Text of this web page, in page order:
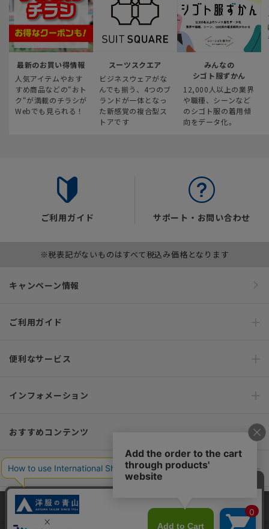
最新のお買い得情報
人気アイテムやおす
すめ商品などの“おト
ク“が満載のチラシが
Webでも見られる！
スーツスクエア
ビジネスウェアがな
んでも揃う、4つのブ
ランドが一体となっ
た新感覚の複合型ス
トアです
みんなの
シゴト服ずかん
12,000人以上の業界
や職種、シーンなど
のシゴト服の着用傾
向をデータ化。
ご利用ガイド サポート・お問い合わせ
※税表記がないものはすべて税込み価格となります
キャンペーン情報
ご利用ガイド
便利なサービス
インフォメーション
おすすめコンテンツ
ポリシー・企業情報
オーダースーツなら SHITATE
当サイトでは、快適な閲覧体験とコンテンツ改善のためにCookieを使用